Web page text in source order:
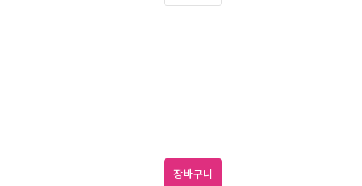
장바구니